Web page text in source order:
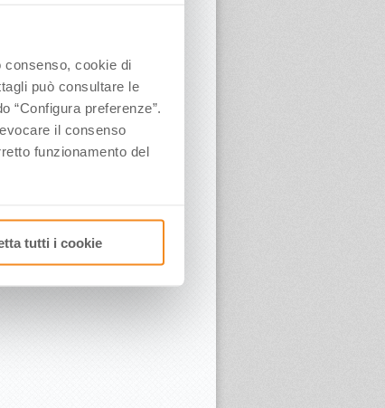
consenso, cookie di
può consultare le
“Configura preferenze”.
il consenso
funzionamento del
tutti i cookie